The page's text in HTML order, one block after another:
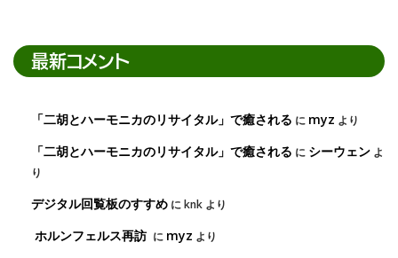
最新コメント
「二胡とハーモニカのリサイタル」で癒される に myz より
「二胡とハーモニカのリサイタル」で癒される に シーウェン よ
り
デジタル回覧板のすすめ にknk より
ホルンフェルス再訪 に myz より